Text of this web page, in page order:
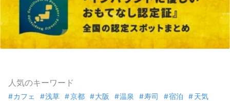
人気のキーワード
カフェ 浅草 京都 大阪 温泉 寿司 宿泊
天気